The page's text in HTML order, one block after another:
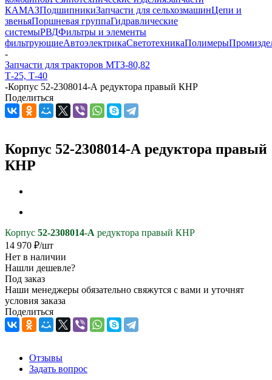
КАМАЗПодшипникиЗапчасти для сельхозмашинЦепи и
звеньяПоршневая группаГидравлические
системыРВДФильтры и элементы
фильтрующиеАвтоэлектрикаСветотехникаПолимеры
-
Запчасти для тракторов МТЗ-80,82
Т-25, Т-40
-Корпус 52-2308014-А редуктора правый КНР
Поделиться
Корпус 52-2308014-А редуктора правый
КНР
Корпус 52-2308014-А редуктора правый КНР
14 970 ₽/шт
Нет в наличии
Нашли дешевле?
Под заказ
Наши менеджеры обязательно свяжутся с вами и уточнят
условия заказа
Поделиться
Отзывы
Задать вопрос